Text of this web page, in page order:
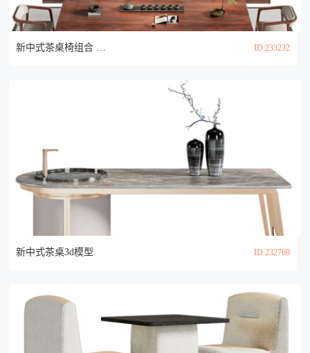
新中式茶桌椅组合 博古架3d模型 ID:233232
新中式茶桌3d模型 ID:232769